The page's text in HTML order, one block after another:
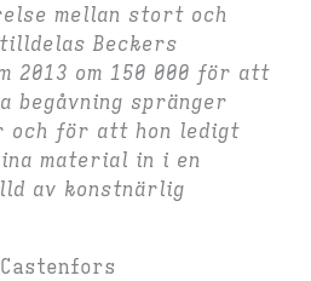
mellan stort och
Beckers
2013 om 150 000 för att
begåvning spränger
och för att hon ledigt
material in i en
av konstnärlig